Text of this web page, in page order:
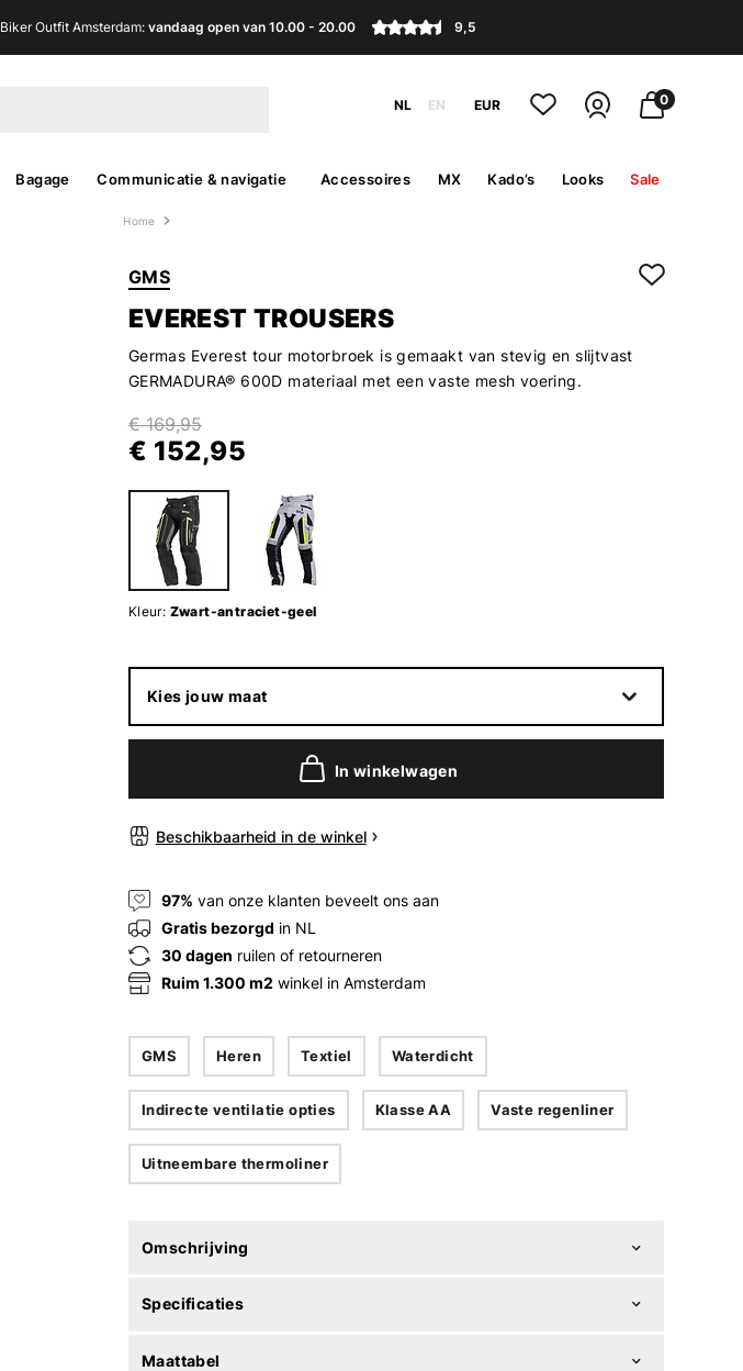
Biker Outfit Amsterdam: vandaag open van 10.00 - 20.00 9,5
NL EN EUR 0
Bagage Communicatie & navigatie Accessoires MX Kado’s Looks Sale
Home
GMS
EVEREST TROUSERS
Germas Everest tour motorbroek is gemaakt van stevig en slijtvast
GERMADURA® 600D materiaal met een vaste mesh voering.
€ 169,95
€ 152,95
Kleur: Zwart-antraciet-geel
Kies jouw maat
In winkelwagen
Beschikbaarheid in de winkel
97% van onze klanten beveelt ons aan
Gratis bezorgd in NL
30 dagen ruilen of retourneren
Ruim 1.300 m2 winkel in Amsterdam
GMS Heren Textiel Waterdicht
Indirecte ventilatie opties Klasse AA Vaste regenliner
Uitneembare thermoliner
Omschrijving
Specificaties
Maattabel